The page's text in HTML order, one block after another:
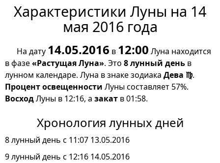
Характеристики Луны на 14
мая 2016 года
На дату 14.05.2016 в 12:00 Луна находится
в фазе«Растущая Луна». Это 8 лунный день в
лунном календаре. Луна в знаке зодиака Дева ♍.
Процент освещенности Луны составляет 57%.
ВосходЛуны в 12:16, а закат в 01:58.
Хронология лунных дней
8 лунный день с 11:07 13.05.2016
9 лунный день с 12:16 14.05.2016